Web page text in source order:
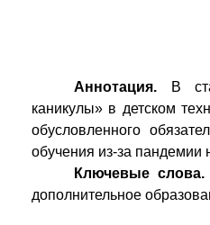
Аннотация. В
каникулы» в детском
обусловленного
обучения из-за пандемии
Ключевые слова.
дополнительное